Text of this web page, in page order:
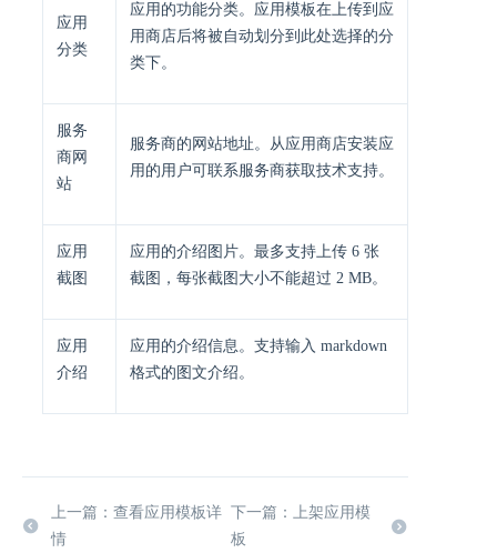
应用
分类
应用的功能分类。应用模板在上传到应
用商店后将被自动划分到此处选择的分
类下。
服务
商网
站
服务商的网站地址。从应用商店安装应
用的用户可联系服务商获取技术支持。
应用
截图
应用的介绍图片。最多支持上传 6 张
截图，每张截图大小不能超过 2 MB。
应用
介绍
应用的介绍信息。支持输入 markdown
格式的图文介绍。
上一篇：查看应用模板详
情
下一篇：上架应用模
板